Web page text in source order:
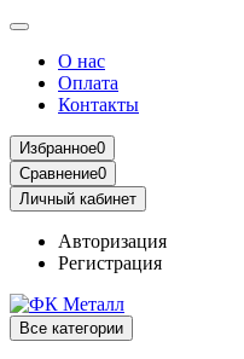
О нас
Оплата
Контакты
Избранное0
Сравнение0
Личный кабинет
Авторизация
Регистрация
Все категории